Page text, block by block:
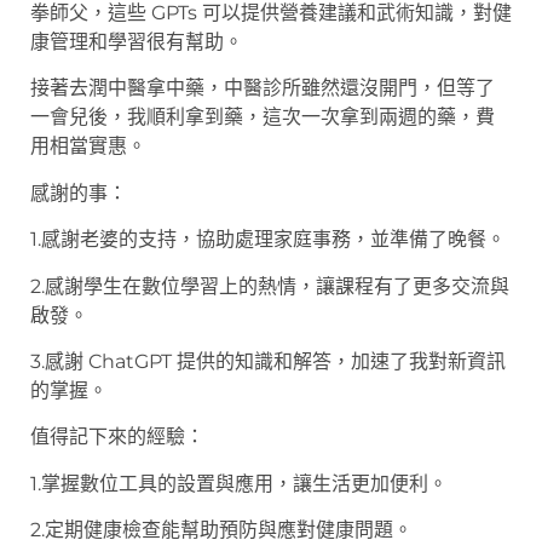
拳師父，這些 GPTs 可以提供營養建議和武術知識，對健
康管理和學習很有幫助。
接著去潤中醫拿中藥，中醫診所雖然還沒開門，但等了
一會兒後，我順利拿到藥，這次一次拿到兩週的藥，費
用相當實惠。
感謝的事：
1.感謝老婆的支持，協助處理家庭事務，並準備了晚餐。
2.感謝學生在數位學習上的熱情，讓課程有了更多交流與
啟發。
3.感謝 ChatGPT 提供的知識和解答，加速了我對新資訊
的掌握。
值得記下來的經驗：
1.掌握數位工具的設置與應用，讓生活更加便利。
2.定期健康檢查能幫助預防與應對健康問題。